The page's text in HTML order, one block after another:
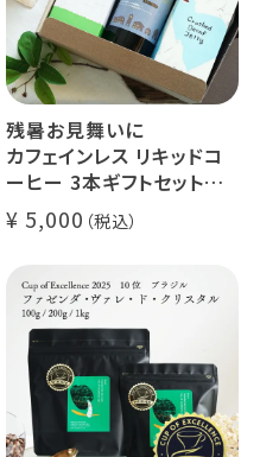
残暑お見舞いに
カフェインレス リキッドコ
ーヒー 3本ギフトセット
クラッシュド デカフェ ゼリ
ー 1本
デカフェ オレベース【無
糖】1本
デカフェ アイスコーヒー 1
5,000